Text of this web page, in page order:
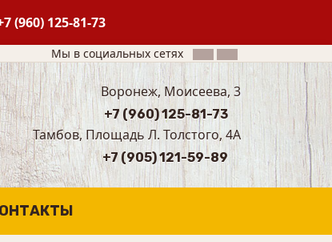
(960) 125-81-73
Мы в социальных сетях
Воронеж, Моисеева, 3
+7 (960) 125-81-73
Тамбов, Площадь Л. Толстого, 4А
+7 (905) 121-59-89